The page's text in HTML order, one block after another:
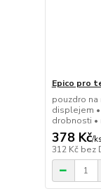
Epico pro
pouzdro
displejem
drobnosti •
378 Kč/ks
312 Kč bez